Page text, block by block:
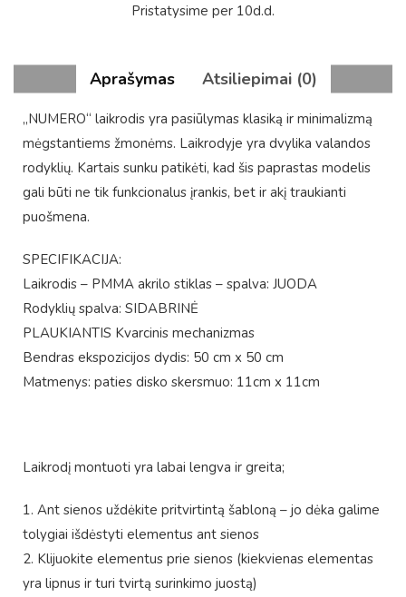
Pristatysime per 10d.d.
Aprašymas Atsiliepimai (0)
„NUMERO“ laikrodis yra pasiūlymas klasiką ir minimalizmą
mėgstantiems žmonėms. Laikrodyje yra dvylika valandos
rodyklių. Kartais sunku patikėti, kad šis paprastas modelis
gali būti ne tik funkcionalus įrankis, bet ir akį traukianti
puošmena.
SPECIFIKACIJA:
Laikrodis – PMMA akrilo stiklas – spalva: JUODA
Rodyklių spalva: SIDABRINĖ
PLAUKIANTIS Kvarcinis mechanizmas
Bendras ekspozicijos dydis: 50 cm x 50 cm
Matmenys: paties disko skersmuo: 11cm x 11cm
Laikrodį montuoti yra labai lengva ir greita;
1. Ant sienos uždėkite pritvirtintą šabloną – jo dėka galime
tolygiai išdėstyti elementus ant sienos
2. Klijuokite elementus prie sienos (kiekvienas elementas
yra lipnus ir turi tvirtą surinkimo juostą)